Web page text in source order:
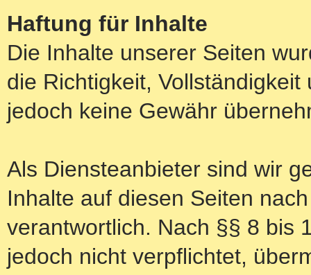
Haftung für Inhalte
Die Inhalte unserer Seiten
die Richtigkeit,
jedoch keine Gewähr
Als Diensteanbieter sind wir
Inhalte auf diesen Seiten
verantwortlich. Nach §§ 8 bis
jedoch nicht verpflichtet,